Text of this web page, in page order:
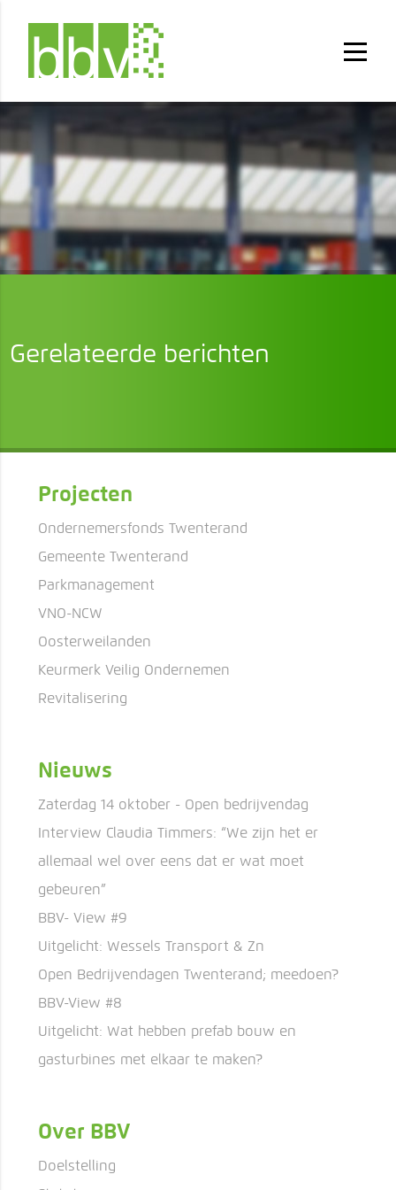
Gerelateerde berichten
Projecten
Ondernemersfonds Twenterand
Gemeente Twenterand
Parkmanagement
VNO-NCW
Oosterweilanden
Keurmerk Veilig Ondernemen
Revitalisering
Nieuws
Zaterdag 14 oktober - Open bedrijvendag
Interview Claudia Timmers: “We zijn het er
allemaal wel over eens dat er wat moet
gebeuren”
BBV- View #9
Uitgelicht: Wessels Transport & Zn
Open Bedrijvendagen Twenterand; meedoen?
BBV-View #8
Uitgelicht: Wat hebben prefab bouw en
gasturbines met elkaar te maken?
Over BBV
Doelstelling